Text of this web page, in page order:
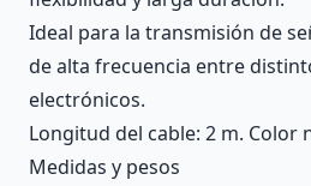
Ideal para la transmisión de
de alta frecuencia entre
electrónicos.
Longitud del cable: 2 m. Color
Medidas y pesos